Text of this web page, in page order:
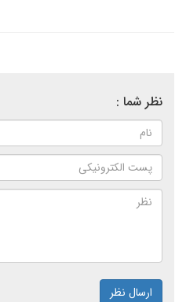
نظر شما :
ارسال نظر